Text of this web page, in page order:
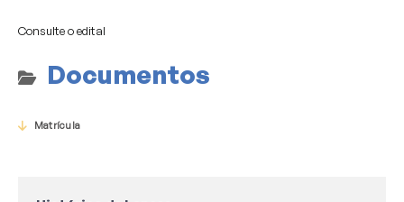
Consulte o edital
Documentos
Matrícula